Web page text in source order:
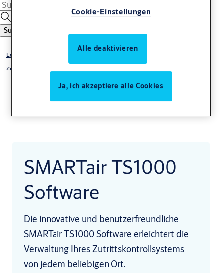
Suche
Lösungen nach Themen
Zutrittskontrolle SMARTair
SMARTair TS1000
Software
Die innovative und benutzerfreundliche
SMARTair TS1000 Software erleichtert die
Verwaltung Ihres Zutrittskontrollsystems
von jedem beliebigen Ort.
Cookie-Einstellungen
Alle deaktivieren
Ja, ich akzeptiere alle Cookies